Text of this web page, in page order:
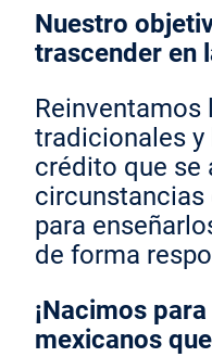
Nuestro
trascender en
tradicionales y
crédito que se
para
de forma
¡Nacimos
mexicanos